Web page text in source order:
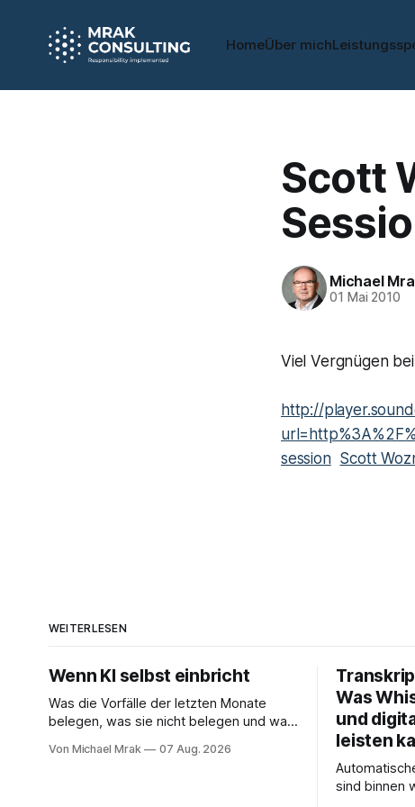
HomeÜber mich
Scott
Michael
01 Mai 2010
Viel Vergnügen
http://
session Scott
WEITERLESEN
Wenn KI selbst einbricht
Was die Vorfälle der letzten Monate
belegen, was sie nicht belegen und was
sich eine Frage erledigt, über die vorher
Von Michael Mrak 07 Aug. 2026
Was
und
leisten
sind binnen